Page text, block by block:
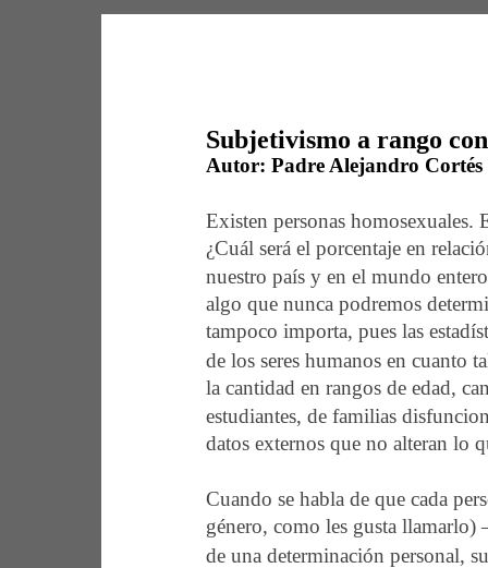
Subjetivismo a rango
Autor: Padre Alejandro Cortés
Existen personas
¿Cuál será el porcentaje en
nuestro país y en el mundo
algo que nunca podremos
tampoco importa, pues las
de los seres humanos en cuanto
la cantidad en rangos de edad,
estudiantes, de familias
datos externos que no alteran lo
Cuando se habla de que cada
género, como les gusta
de una determinación